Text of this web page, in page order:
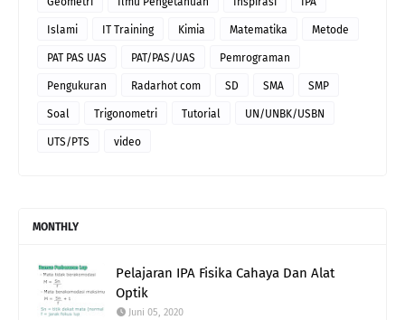
Islami IT Training Kimia Matematika Metode
PAT PAS UAS PAT/PAS/UAS Pemrograman
Pengukuran Radarhot com SD SMA SMP
Soal Trigonometri Tutorial UN/UNBK/USBN
UTS/PTS video
MONTHLY
Pelajaran IPA Fisika Cahaya Dan Alat
Optik
Juni 05, 2020